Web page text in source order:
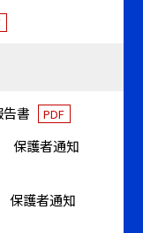
書 PDF
保護者通知
保護者通知